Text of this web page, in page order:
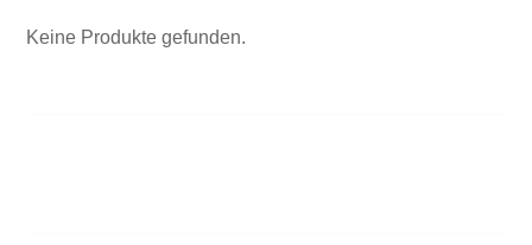
Keine Produkte gefunden.